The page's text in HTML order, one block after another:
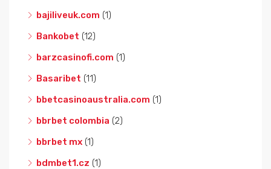
bajiliveuk.com (1)
Bankobet (12)
barzcasinofi.com (1)
Basaribet (11)
bbetcasinoaustralia.com (1)
bbrbet colombia (2)
bbrbet mx (1)
bdmbet1.cz (1)